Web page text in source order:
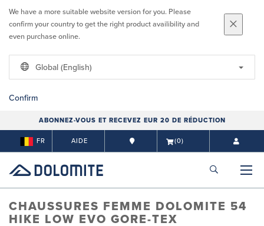
We have a more suitable website version for you. Please
confirm your country to get the right product availibility and
even purchase online.
Global (English)
Confirm
ABONNEZ-VOUS ET RECEVEZ EUR 20 DE RÉDUCTION
FR AIDE (0)
CHAUSSURES FEMME DOLOMITE 54
HIKE LOW EVO GORE-TEX